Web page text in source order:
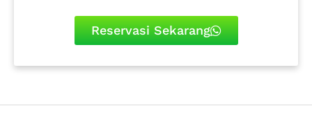
Reservasi Sekarang